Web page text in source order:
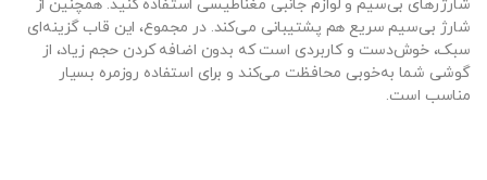
شارژرهای بی‌سیم و لوازم جانبی مغناطیسی استفاده کنید. همچنین از
شارژ بی‌سیم سریع هم پشتیبانی می‌کند. در مجموع، این قاب گزینه‌ای
سبک، خوش‌دست و کاربردی است که بدون اضافه کردن حجم زیاد، از
گوشی شما به‌خوبی محافظت می‌کند و برای استفاده روزمره بسیار
مناسب است.